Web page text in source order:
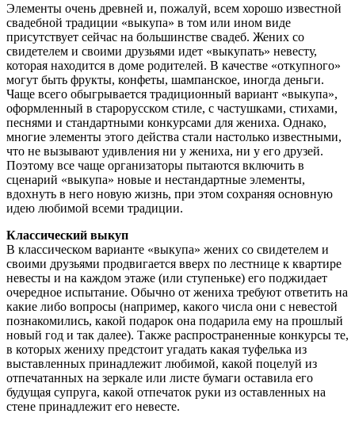
Элементы очень древней и, пожалуй, всем хорошо известной
свадебной традиции «выкупа» в том или ином виде
присутствует сейчас на большинстве свадеб. Жених со
свидетелем и своими друзьями идет «выкупать» невесту,
которая находится в доме родителей. В качестве «откупного»
могут быть фрукты, конфеты, шампанское, иногда деньги.
Чаще всего обыгрывается традиционный вариант «выкупа»,
оформленный в старорусском стиле, с частушками, стихами,
песнями и стандартными конкурсами для жениха. Однако,
многие элементы этого действа стали настолько известными,
что не вызывают удивления ни у жениха, ни у его друзей.
Поэтому все чаще организаторы пытаются включить в
сценарий «выкупа» новые и нестандартные элементы,
вдохнуть в него новую жизнь, при этом сохраняя основную
идею любимой всеми традиции.
Классический выкуп
В классическом варианте «выкупа» жених со свидетелем и
своими друзьями продвигается вверх по лестнице к квартире
невесты и на каждом этаже (или ступеньке) его поджидает
очередное испытание. Обычно от жениха требуют ответить на
какие либо вопросы (например, какого числа они с невестой
познакомились, какой подарок она подарила ему на прошлый
новый год и так далее). Также распространенные конкурсы те,
в которых жениху предстоит угадать какая туфелька из
выставленных принадлежит любимой, какой поцелуй из
отпечатанных на зеркале или листе бумаги оставила его
будущая супруга, какой отпечаток руки из оставленных на
стене принадлежит его невесте.